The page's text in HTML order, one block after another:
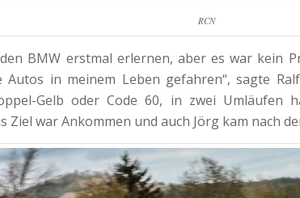
RCN
BMW erstmal erlernen, aber es war kein
Autos in meinem Leben gefahren“, sagte
Gelb oder Code 60, in zwei Umläufen
Ziel war Ankommen und auch Jörg kam nach